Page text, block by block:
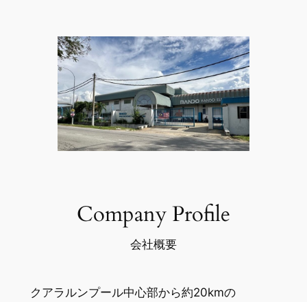
Company Profile
会社概要
クアラルンプール中心部から約20kmの